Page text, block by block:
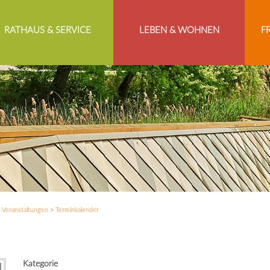
RATHAUS & SERVICE LEBEN & WOHNEN
Veranstaltungen> Terminkalender
Kategorie